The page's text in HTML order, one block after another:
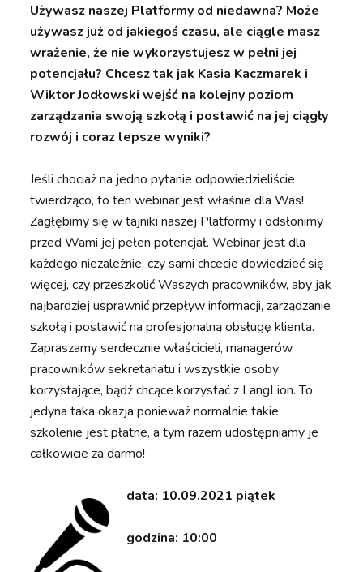
Używasz naszej Platformy od niedawna? Może
używasz już od jakiegoś czasu, ale ciągle masz
wrażenie, że nie wykorzystujesz w pełni jej
potencjału? Chcesz tak jak Kasia Kaczmarek i
Wiktor Jodłowski wejść na kolejny poziom
zarządzania swoją szkołą i postawić na jej ciągły
rozwój i coraz lepsze wyniki?
Jeśli chociaż na jedno pytanie odpowiedzieliście
twierdząco, to ten webinar jest właśnie dla Was!
Zagłębimy się w tajniki naszej Platformy i odsłonimy
przed Wami jej pełen potencjał. Webinar jest dla
każdego niezależnie, czy sami chcecie dowiedzieć się
więcej, czy przeszkolić Waszych pracowników, aby jak
najbardziej usprawnić przepływ informacji, zarządzanie
szkołą i postawić na profesjonalną obsługę klienta.
Zapraszamy serdecznie właścicieli, managerów,
pracowników sekretariatu i wszystkie osoby
korzystające, bądź chcące korzystać z LangLion. To
jedyna taka okazja ponieważ normalnie takie
szkolenie jest płatne, a tym razem udostępniamy je
całkowicie za darmo!
data: 10.09.2021 piątek
godzina: 10:00